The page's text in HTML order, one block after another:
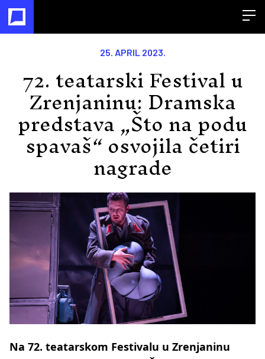
25. APRIL 2023.
72. teatarski Festival u
Zrenjaninu: Dramska
predstava „Što na podu
spavaš“ osvojila četiri
nagrade
Na 72. teatarskom Festivalu u Zrenjaninu